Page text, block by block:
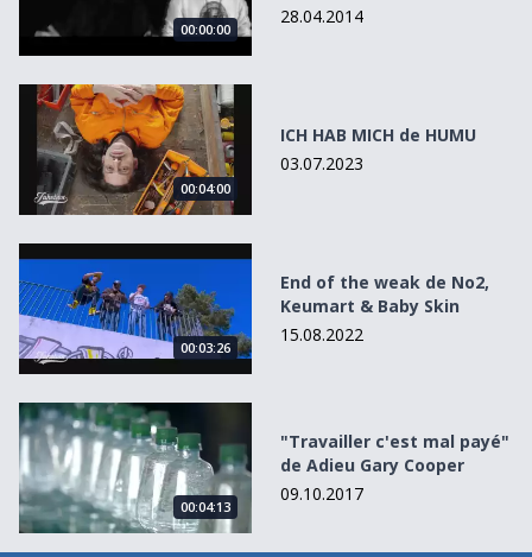
00:00:00
28.04.2014
ICH HAB MICH de HUMU
00:04:00
ICH HAB MICH de HUMU
03.07.2023
End of the weak de No2, Keumart &amp; Baby Skin
00:03:26
End of the weak de No2,
Keumart & Baby Skin
15.08.2022
&quot;Travailler c&#039;est mal payé&quot; de Adieu
00:04:13
"Travailler c'est mal payé"
de Adieu Gary Cooper
09.10.2017